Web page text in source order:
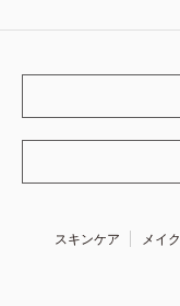
スキンケア メイク